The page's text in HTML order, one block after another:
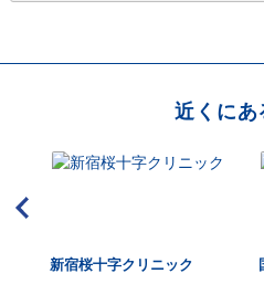
近くにあ
新宿桜十字クリニック